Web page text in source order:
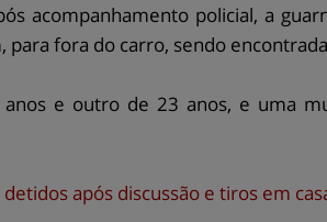
acompanhamento policial, a
para fora do carro, sendo
e outro de 23 anos, e uma
após discussão e tiros em